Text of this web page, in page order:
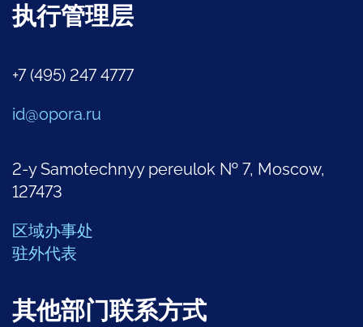
执行管理层
+7 (495) 247 4777
id@opora.ru
2-y Samotechnyy pereulok № 7, Moscow,
127473
区域办事处
驻外代表
其他部门联系方式